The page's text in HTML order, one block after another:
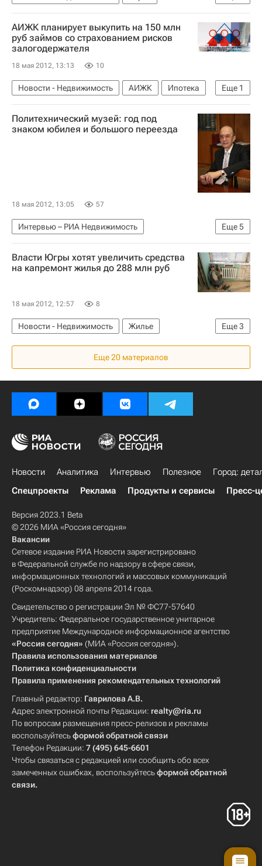
Управделами президента
Недвижимость
Россия
АИЖК планирует выкупить на 150 млн
руб займов со страхованием рисков
залогодержателя
18 мая 2012, 13:13 10
Еще 1
Новости - Недвижимость АИЖК
Ипотека
Россия
Политехнический музей: год под
знаком юбилея и большого переезда
18 мая 2012, 13:05 57
Еще5
Интервью – РИА Недвижимость
Крупным планом
Москва
Реконструкция
Музеи
Россия
Власти Югры хотят увеличить средства
на капремонт жилья до 288 млн руб
18 мая 2012, 12:57 8
Еще3
Новости - Недвижимость
Жилье
Ханты-Мансийск
Капремонт
Россия
Еще 20 материалов
Новости Аналитика Интервью Полезное
Город:
Спецпроекты
Реклама Продукты и сервисы Пресс-
Версия 2023.1 Beta
© 2026 МИА «Россия сегодня»
Вакансии
Сетевое издание РИА Новости зарегистрировано
в Федеральной службе по надзору в сфере связи,
информационных технологий и массовых коммуникаций
(Роскомнадзор) 08 апреля 2014 года.
Свидетельство о регистрации Эл № ФС77-57640
Учредитель: Федеральное государственное унитарное
предприятие Международное информационное агентство
«Россия сегодня» (МИА «Россия сегодня»).
Правила использования материалов
Политика конфиденциальности
Правила применения рекомендательных технологий
Главный редактор: Гаврилова А.В.
Адрес электронной почты Редакции: realty@ria.ru
По вопросам размещения пресс-релизов и рекламы
воспользуйтесьформой обратной связи
Телефон Редакции: 7 (495) 645-6601
Чтобы связаться с редакцией или сообщить обо всех
замеченных ошибках, воспользуйтесьформой обратной
связи.